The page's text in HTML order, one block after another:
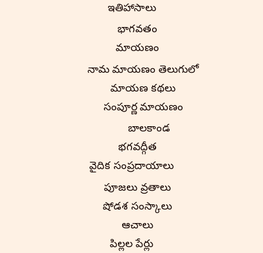
ఇతిహాసాలు
భాగవతం
రామాయణం
నామ రామాయణం తెలుగులో
రామాయణ కథలు
సంపూర్ణ రామాయణం
బాలకాండ
భగవద్గీత
వైదిక సంప్రదాయాలు
పూజలు వ్రతాలు
షోడశ సంస్కారాలు
ఆచారాలు
పిల్లల పేర్లు